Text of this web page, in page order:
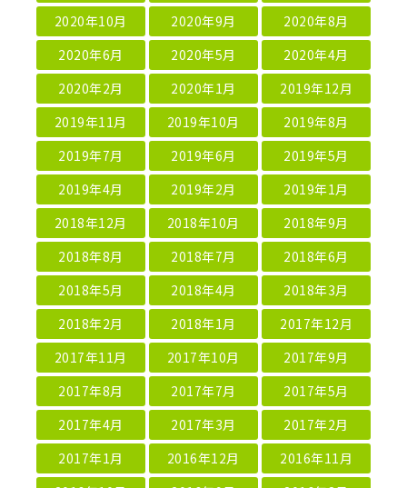
2020年10月
2020年9月
2020年8月
2020年6月
2020年5月
2020年4月
2020年2月
2020年1月
2019年12月
2019年11月
2019年10月
2019年8月
2019年7月
2019年6月
2019年5月
2019年4月
2019年2月
2019年1月
2018年12月
2018年10月
2018年9月
2018年8月
2018年7月
2018年6月
2018年5月
2018年4月
2018年3月
2018年2月
2018年1月
2017年12月
2017年11月
2017年10月
2017年9月
2017年8月
2017年7月
2017年5月
2017年4月
2017年3月
2017年2月
2017年1月
2016年12月
2016年11月